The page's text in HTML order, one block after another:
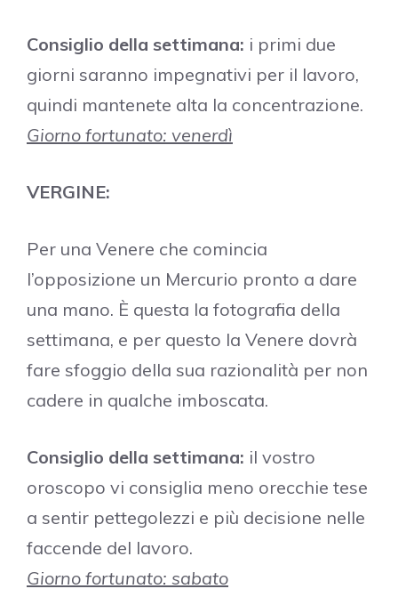
Consiglio della settimana: i primi due
giorni saranno impegnativi per il lavoro,
quindi mantenete alta la concentrazione.
Giorno fortunato: venerdì
VERGINE:
Per una Venere che comincia
l’opposizione un Mercurio pronto a dare
una mano. È questa la fotografia della
settimana, e per questo la Venere dovrà
fare sfoggio della sua razionalità per non
cadere in qualche imboscata.
Consiglio della settimana: il vostro
oroscopo vi consiglia meno orecchie tese
a sentir pettegolezzi e più decisione nelle
faccende del lavoro.
Giorno fortunato: sabato